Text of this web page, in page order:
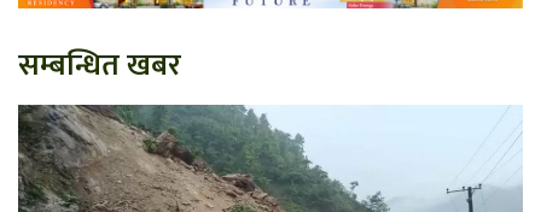
सम्बन्धित खबर